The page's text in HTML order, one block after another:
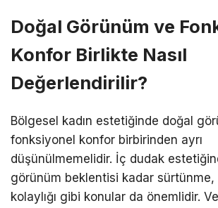
Doğal Görünüm ve
Konfor Birlikte Nasıl
Değerlendirilir?
Bölgesel kadın estetiğinde doğal
fonksiyonel konfor birbirinden ayrı
düşünülmemelidir. İç dudak
görünüm beklentisi kadar
kolaylığı gibi konular da önemlidir.